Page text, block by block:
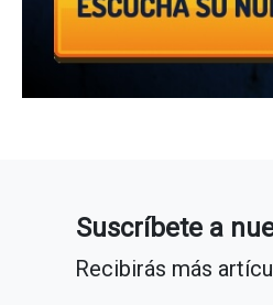
Suscríbete a
Recibirás más